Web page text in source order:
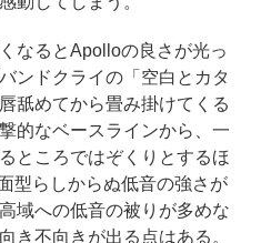
なるとApolloの良さが光っ
ンドクライの「空白とカタ
舐めてから畳み掛けてくる
的なベースラインから、一
ところではぞくりとするほ
型らしからぬ低音の強さが
域への低音の被りが多めな
き不向きが出る点はある。